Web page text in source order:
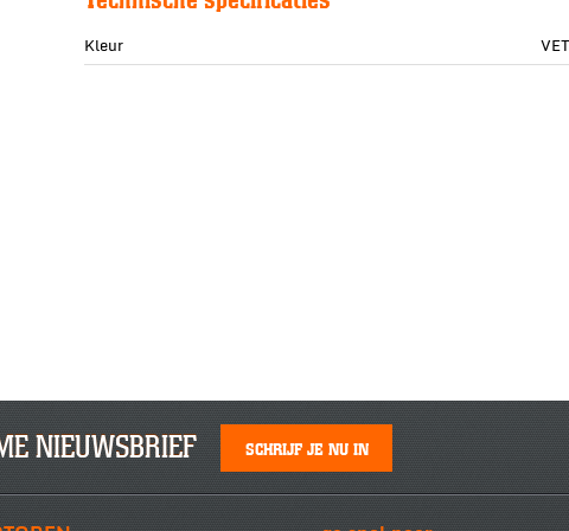
Kleur
NIEUWSBRIEF SCHRIJF JE NU IN